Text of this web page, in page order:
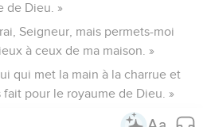
de Dieu. »
Seigneur, mais permets-moi
à ceux de ma maison. »
qui met la main à la charrue et
pour le royaume de Dieu. »